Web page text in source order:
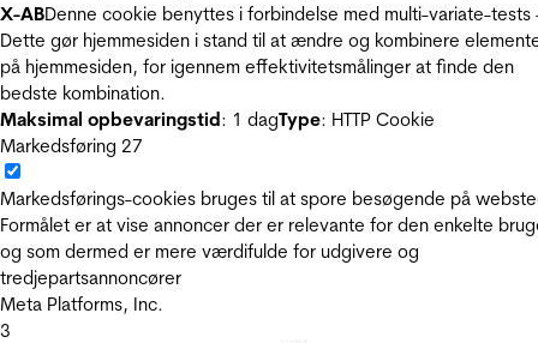
X-ABDenne cookie benyttes i forbindelse med multi-variate-tests
Dette gør hjemmesiden i stand til at ændre og kombinere
på hjemmesiden, for igennem effektivitetsmålinger at finde den
bedste kombination.
Maksimal opbevaringstid: 1 dagType: HTTP Cookie
Markedsføring 27
Markedsførings-cookies bruges til at spore besøgende på
Formålet er at vise annoncer der er relevante for den enkelte
og som dermed er mere værdifulde for udgivere og
tredjepartsannoncører
Meta Platforms, Inc.
3